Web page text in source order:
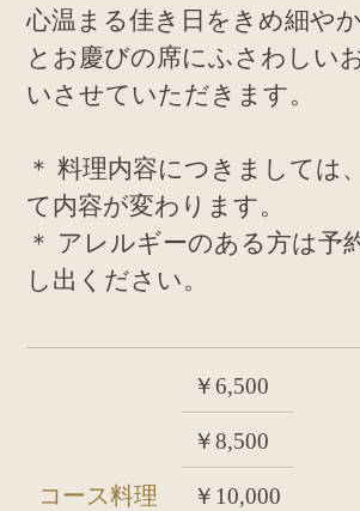
心温まる佳き日をきめ細や
とお慶びの席にふさわしい
いさせていただきます。
＊ 料理内容につきましては
て内容が変わります。
＊ アレルギーのある方は予
し出ください。
コース料理
￥6,500
￥8,500
￥10,000